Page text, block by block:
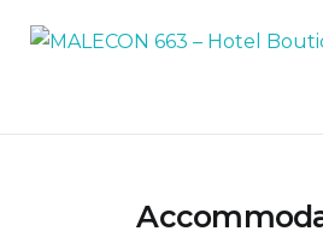
MALECON 663 – Hotel